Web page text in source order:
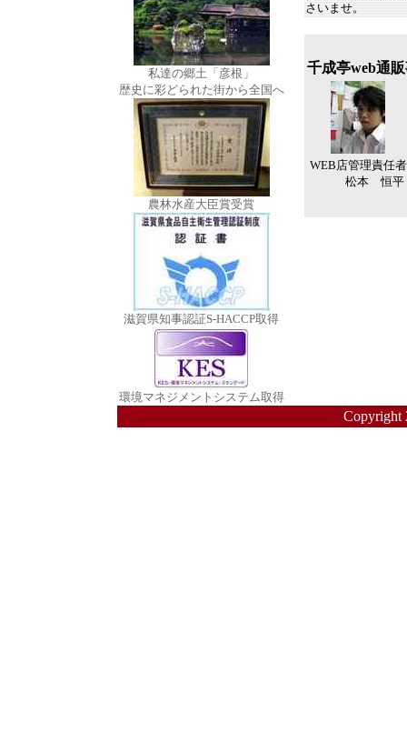
私達の郷土「彦根」
歴史に彩どられた街から全国へ
農林水産大臣賞受賞
滋賀県知事認証S-HACCP取得
環境マネジメントシステム取得
さいませ。
千成亭web通
WEB店管理責任者
松本 恒平
Copyright